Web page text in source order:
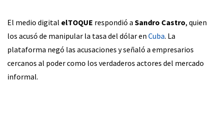
El medio digital elTOQUE respondió a Sandro Castro, quien
los acusó de manipular la tasa del dólar en Cuba. La
plataforma negó las acusaciones y señaló a empresarios
cercanos al poder como los verdaderos actores del mercado
informal.